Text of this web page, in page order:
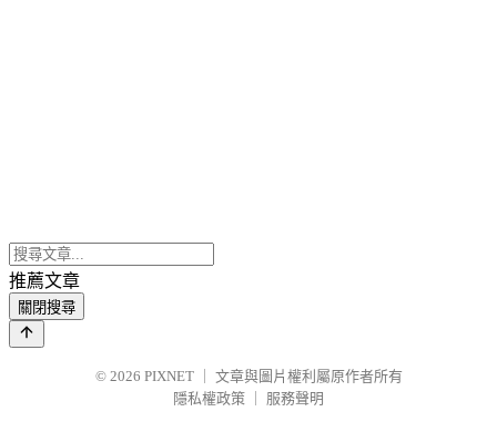
推薦文章
關閉搜尋
© 2026 PIXNET
文章與圖片權利屬原作者所有
隱私權政策
服務聲明